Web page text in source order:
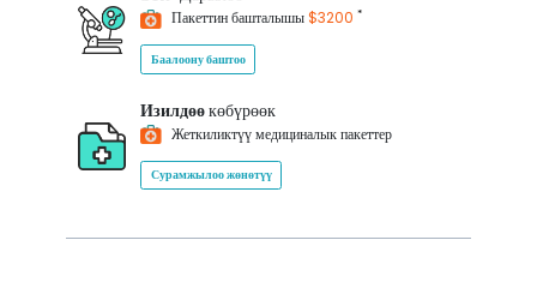
Пакеттин башталышы$3200 *
Баалоону баштоо
Изилдөөкөбүрөөк
Жеткиликтүү медициналык пакеттер
Сурамжылоо жөнөтүү